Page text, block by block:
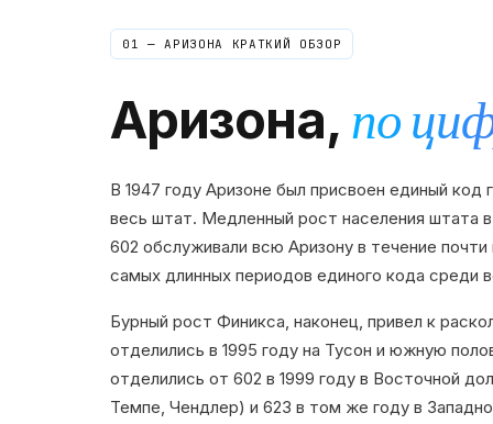
01 —АРИЗОНА КРАТКИЙ ОБЗОР
Аризона, по
В 1947 году Аризоне был присвоен единый
весь штат. Медленный рост населения штата в
602 обслуживали всю Аризону в течение
самых длинных периодов единого кода среди
Бурный рост Финикса, наконец, привел к
отделились в 1995 году на Тусон и южную
отделились от 602 в 1999 году в Восточной
Темпе, Чендлер) и 623 в том же году в